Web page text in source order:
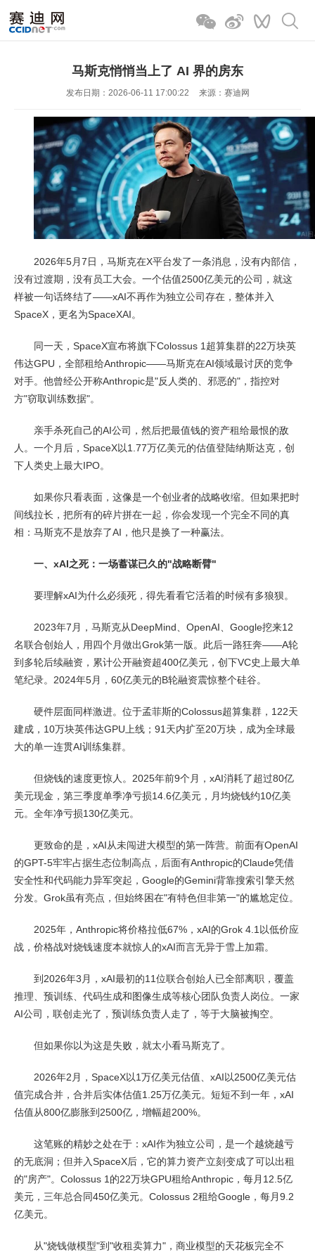
马斯克悄悄当上了 AI 界的房东
发布日期：2026-06-11 17:00:22 来源：赛迪网
2026年5月7日，马斯克在X平台发了一条消息，没有内部信，
没有过渡期，没有员工大会。一个估值2500亿美元的公司，就这
样被一句话终结了——xAI不再作为独立公司存在，整体并入
SpaceX，更名为SpaceXAI。
同一天，SpaceX宣布将旗下Colossus 1超算集群的22万块英
伟达GPU，全部租给Anthropic——马斯克在AI领域最讨厌的竞争
对手。他曾经公开称Anthropic是"反人类的、邪恶的"，指控对
方"窃取训练数据"。
亲手杀死自己的AI公司，然后把最值钱的资产租给最恨的敌
人。一个月后，SpaceX以1.77万亿美元的估值登陆纳斯达克，创
下人类史上最大IPO。
如果你只看表面，这像是一个创业者的战略收缩。但如果把时
间线拉长，把所有的碎片拼在一起，你会发现一个完全不同的真
相：马斯克不是放弃了AI，他只是换了一种赢法。
一、xAI之死：一场蓄谋已久的"战略断臂"
要理解xAI为什么必须死，得先看看它活着的时候有多狼狈。
2023年7月，马斯克从DeepMind、OpenAI、Google挖来12
名联合创始人，用四个月做出Grok第一版。此后一路狂奔——A轮
到多轮后续融资，累计公开融资超400亿美元，创下VC史上最大单
笔纪录。2024年5月，60亿美元的B轮融资震惊整个硅谷。
硬件层面同样激进。位于孟菲斯的Colossus超算集群，122天
建成，10万块英伟达GPU上线；91天内扩至20万块，成为全球最
大的单一连贯AI训练集群。
但烧钱的速度更惊人。2025年前9个月，xAI消耗了超过80亿
美元现金，第三季度单季净亏损14.6亿美元，月均烧钱约10亿美
元。全年净亏损130亿美元。
更致命的是，xAI从未闯进大模型的第一阵营。前面有OpenAI
的GPT-5牢牢占据生态位制高点，后面有Anthropic的Claude凭借
安全性和代码能力异军突起，Google的Gemini背靠搜索引擎天然
分发。Grok虽有亮点，但始终困在"有特色但非第一"的尴尬定位。
2025年，Anthropic将价格拉低67%，xAI的Grok 4.1以低价应
战，价格战对烧钱速度本就惊人的xAI而言无异于雪上加霜。
到2026年3月，xAI最初的11位联合创始人已全部离职，覆盖
推理、预训练、代码生成和图像生成等核心团队负责人岗位。一家
AI公司，联创走光了，预训练负责人走了，等于大脑被掏空。
但如果你以为这是失败，就太小看马斯克了。
2026年2月，SpaceX以1万亿美元估值、xAI以2500亿美元估
值完成合并，合并后实体估值1.25万亿美元。短短不到一年，xAI
估值从800亿膨胀到2500亿，增幅超200%。
这笔账的精妙之处在于：xAI作为独立公司，是一个越烧越亏
的无底洞；但并入SpaceX后，它的算力资产立刻变成了可以出租
的"房产"。Colossus 1的22万块GPU租给Anthropic，每月12.5亿
美元，三年总合同450亿美元。Colossus 2租给Google，每月9.2
亿美元。
从"烧钱做模型"到"收租卖算力"，商业模型的天花板完全不